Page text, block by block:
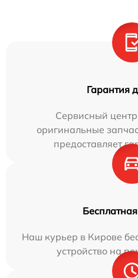
Гарантия
Сервисный
оригинальные
предоставляет
Наш курьер в Кирове
устройство на